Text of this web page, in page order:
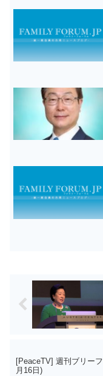
[PeaceTV] 週刊ブリー
月16日)